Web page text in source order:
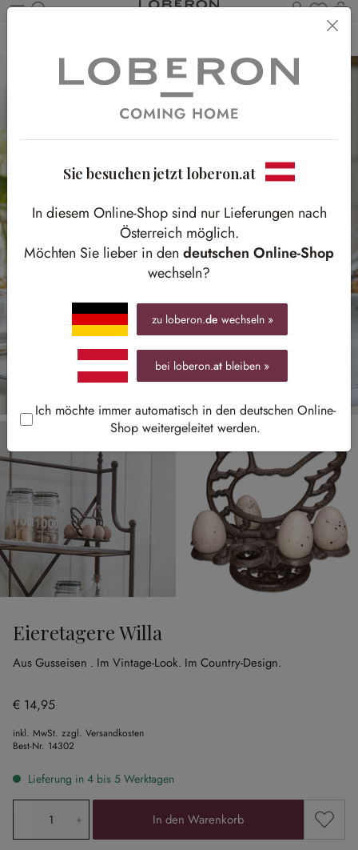
Du
Eieretagere Willa
Aus Gusseisen . Im Vintage-Look. Im Country-Design.
€ 14,95
inkl. MwSt. zzgl. Versandkosten
Best-Nr. 14302
Lieferung in 4 bis 5 Werktagen
Produkt Anzahl: Gib den gewünschten Wert ein oder
In den Warenkorb Zum
Sie besuchen jetzt loberon.at
In diesem Online-Shop sind nur Lieferungen nach
Österreich möglich.
Möchten Sie lieber in den deutschen Online-Shop
wechseln?
zu loberon.de wechseln »
bei loberon.at bleiben »
Ich möchte immer automatisch in den deutschen Online-
Shop weitergeleitet werden.